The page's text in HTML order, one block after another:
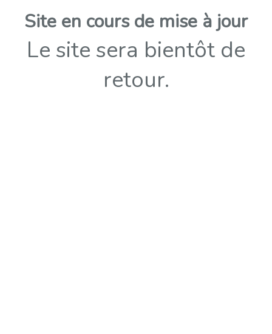
Site en cours de mise à jour
Le site sera bientôt de
retour.